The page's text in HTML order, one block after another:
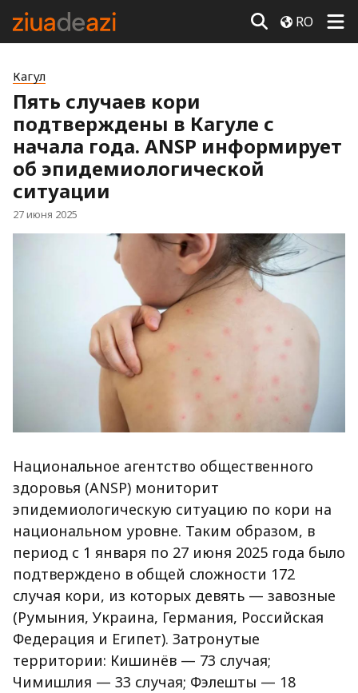
RO
Кагул
Пять случаев кори
подтверждены в Кагуле с
начала года. ANSP информирует
об эпидемиологической
ситуации
27 июня 2025
Национальное агентство общественного
здоровья (ANSP) мониторит
эпидемиологическую ситуацию по кори на
национальном уровне. Таким образом, в
период с 1 января по 27 июня 2025 года было
подтверждено в общей сложности 172
случая кори, из которых девять — завозные
(Румыния, Украина, Германия, Российская
Федерация и Египет). Затронутые
территории: Кишинёв — 73 случая;
Чимишлия — 33 случая; Фэлешты — 18